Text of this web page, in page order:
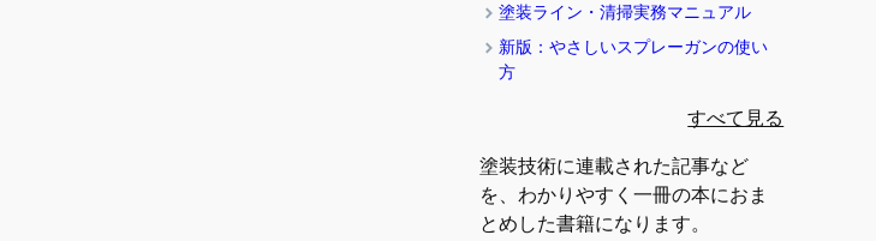
塗装ライン・清掃実務マニュアル
新版：やさしいスプレーガンの使い
方
すべて見る
塗装技術に連載された記事など
を、わかりやすく一冊の本におま
とめした書籍になります。